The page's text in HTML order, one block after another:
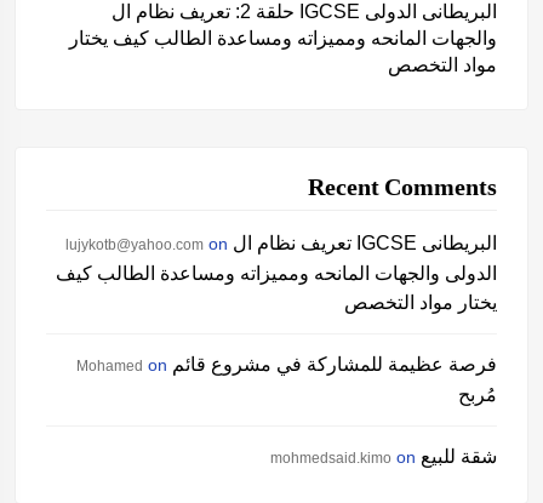
حلقة 2: تعريف نظام ال IGCSE البريطانى الدولى
والجهات المانحه ومميزاته ومساعدة الطالب كيف يختار
مواد التخصص
Recent Comments
lujykotb@yahoo.com on تعريف نظام ال IGCSE البريطانى
الدولى والجهات المانحه ومميزاته ومساعدة الطالب كيف
يختار مواد التخصص
Mohamed on فرصة عظيمة للمشاركة في مشروع قائم
مُربح
mohmedsaid.kimo on شقة للبيع